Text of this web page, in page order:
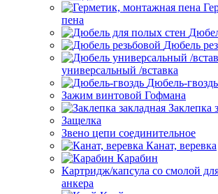
пена
Дюбель
универсальный /вставка
Дюбель-гвоздь
Зажим винтовой Гофмана
Заклепка
Защелка
Звено цепи соединительное
Канат, веревка
Карабин
Картридж/капсула со смолой
анкера